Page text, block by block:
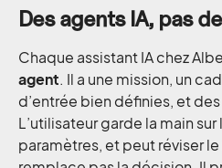
Des agents IA, pas
Chaque assistant IA chez
agent. Il a une mission, un
d’entrée bien définies, et
L’utilisateur garde la main
paramètres, et peut réviser